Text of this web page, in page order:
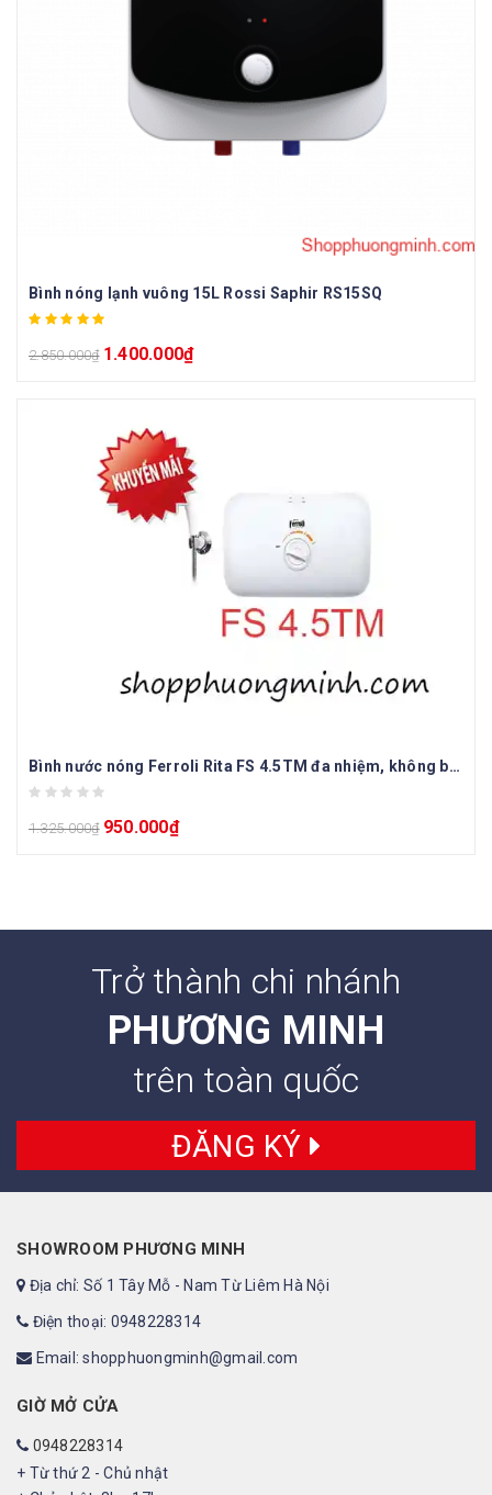
Bình nóng lạnh vuông 15L Rossi Saphir RS15SQ
2.850.000₫ 1.400.000₫
Bình nước nóng Ferroli Rita FS 4.5TM đa nhiệm, không bơm
1.325.000₫ 950.000₫
Trở thành chi nhánh
PHƯƠNG MINH
trên toàn quốc
ĐĂNG KÝ
SHOWROOM PHƯƠNG MINH
Địa chỉ: Số 1 Tây Mỗ - Nam Từ Liêm Hà Nội
Điện thoại: 0948228314
Email: shopphuongminh@gmail.com
GIỜ MỞ CỬA
0948228314
+ Từ thứ 2 - Chủ nhật